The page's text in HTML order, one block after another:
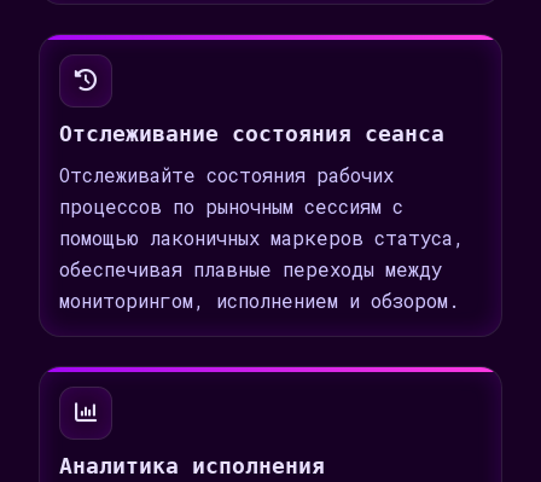
Отслеживание состояния сеанса
Отслеживайте состояния рабочих
процессов по рыночным сессиям с
помощью лаконичных маркеров статуса,
обеспечивая плавные переходы между
мониторингом, исполнением и обзором.
Аналитика исполнения